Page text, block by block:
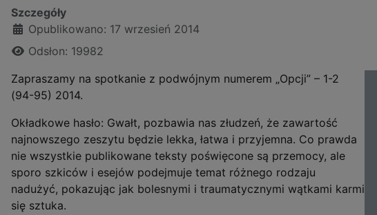
Szczegóły
Opublikowano: 17 wrzesień 2014
Odsłon: 19982
Zapraszamy na spotkanie z podwójnym numerem „Opcji” – 1-2
(94-95) 2014.
Okładkowe hasło: Gwałt, pozbawia nas złudzeń, że zawartość
najnowszego zeszytu będzie lekka, łatwa i przyjemna. Co prawda
nie wszystkie publikowane teksty poświęcone są przemocy, ale
sporo szkiców i esejów podejmuje temat różnego rodzaju
nadużyć, pokazując jak bolesnymi i traumatycznymi wątkami karmi
się sztuka.